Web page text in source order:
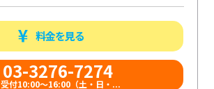
料金を見る
03-3276-7274
受付10:00〜16:00（土・日・...